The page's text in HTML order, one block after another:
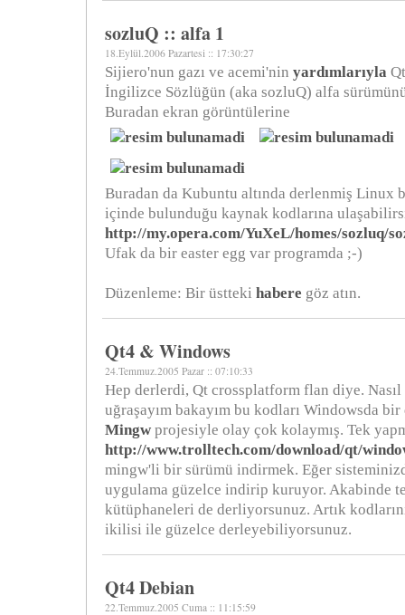
sozluQ :: alfa 1
18.Eylül.2006 Pazartesi :: 17:30:27
Sijiero'nun gazı ve acemi'nin yardımlarıyla
İngilizce Sözlüğün (aka sozluQ) alfa
Buradan ekran görüntülerine
Buradan da Kubuntu altında derlenmiş Linux
içinde bulunduğu kaynak kodlarına
http://my.opera.com/YuXeL/homes/sozluq/
Ufak da bir easter egg var programda ;-)
Düzenleme: Bir üstteki habere göz atın.
Qt4 & Windows
24.Temmuz.2005 Pazar :: 07:10:33
Hep derlerdi, Qt crossplatform flan diye.
uğraşayım bakayım bu kodları Windowsda
Mingw projesiyle olay çok kolaymış. Tek
http://www.trolltech.com/download/qt/
mingw'li bir sürümü indirmek. Eğer
uygulama güzelce indirip kuruyor. Akabinde
kütüphaneleri de derliyorsunuz. Artık
ikilisi ile güzelce derleyebiliyorsunuz.
Qt4 Debian
22.Temmuz.2005 Cuma :: 11:15:59